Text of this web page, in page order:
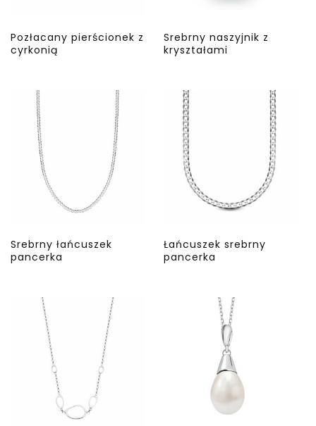
Pozłacany pierścionek z
cyrkonią
Srebrny naszyjnik z
kryształami
Srebrny łańcuszek
pancerka
Łańcuszek srebrny
pancerka